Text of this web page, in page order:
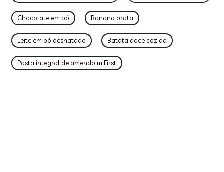
Chocolate em pó Banana prata
Leite em pó desnatado Batata doce cozida
Pasta integral de amendoim First